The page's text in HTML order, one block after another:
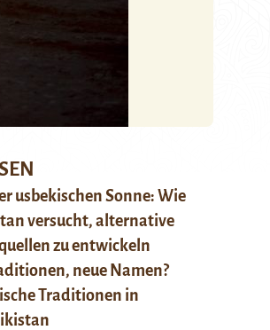
usbekischen Sonne: Wie
versucht, alternative
zu entwickeln
neue Namen?
Traditionen in